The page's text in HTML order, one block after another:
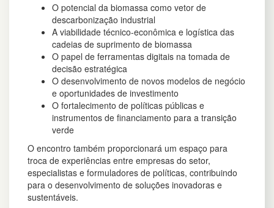
O potencial da biomassa como vetor de
descarbonização industrial
A viabilidade técnico-econômica e logística das
cadeias de suprimento de biomassa
O papel de ferramentas digitais na tomada de
decisão estratégica
O desenvolvimento de novos modelos de negócio
e oportunidades de investimento
O fortalecimento de políticas públicas e
instrumentos de financiamento para a transição
verde
O encontro também proporcionará um espaço para
troca de experiências entre empresas do setor,
especialistas e formuladores de políticas, contribuindo
para o desenvolvimento de soluções inovadoras e
sustentáveis.